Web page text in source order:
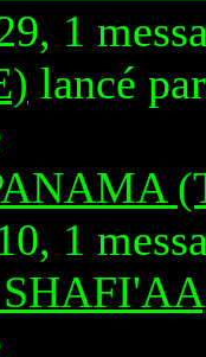
1
lancé
1